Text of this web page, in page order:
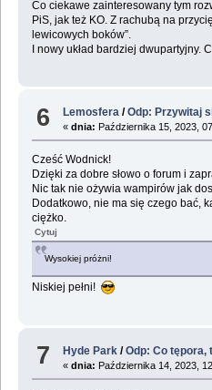
Co ciekawe zainteresowany tym
PiS, jak też KO. Z rachubą na
lewicowych boków”.
I nowy układ bardziej dwupartyjny.
6 Lemosfera /Odp: Przywitaj
«dnia: Października 15, 2023,
Cześć Wodnick!
Dzięki za dobre słowo o forum i
Nic tak nie ożywia wampirów jak
Dodatkowo, nie ma się czego bać,
ciężko.
Cytuj
Wysokiej próżni!
Niskiej pełni!
7 Hyde Park /Odp: Co tępora,
«dnia: Października 14, 2023,